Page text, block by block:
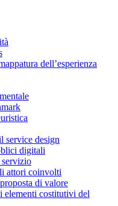
dell’esperienza
service design
digitali
attori coinvolti
di valore
elementi costitutivi del